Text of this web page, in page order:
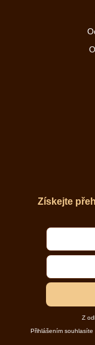
Získejte
Z
Přihlášením